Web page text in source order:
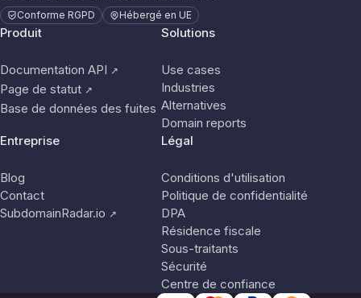
Conforme RGPD Hébergé en UE
Produit
Documentation API ↗
Page de statut ↗
Base de données des fuites
Solutions
Use cases
Industries
Alternatives
Domain reports
Entreprise
Blog
Contact
SubdomainRadar.io ↗
Légal
Conditions d'utilisation
Politique de confidentialité
DPA
Résidence fiscale
Sous-traitants
Sécurité
Centre de confiance